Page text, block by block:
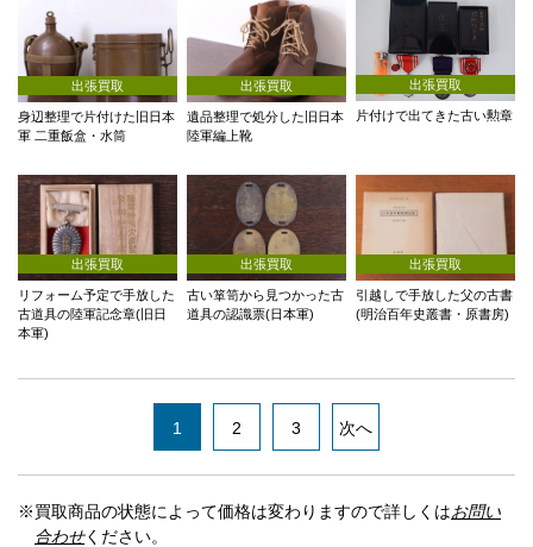
出張買取
身辺整理で片付けた旧日本
軍 二重飯盒・水筒
出張買取
遺品整理で処分した旧日本
陸軍編上靴
出張買取
片付けで出てきた古い勲章
出張買取
リフォーム予定で手放した
古道具の陸軍記念章(旧日
本軍)
出張買取
古い箪笥から見つかった古
道具の認識票(日本軍)
出張買取
引越しで手放した父の古書
(明治百年史叢書・原書房)
1 2 3 次へ
※買取商品の状態によって価格は変わりますので詳しくはお問い
合わせください。